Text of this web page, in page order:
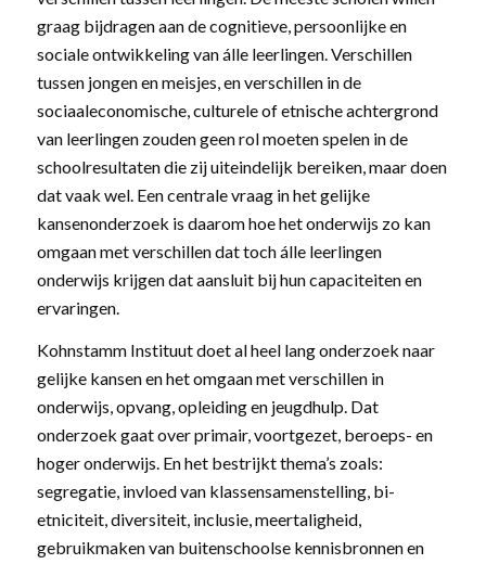
graag bijdragen aan de cognitieve, persoonlijke en
sociale ontwikkeling van álle leerlingen. Verschillen
tussen jongen en meisjes, en verschillen in de
sociaaleconomische, culturele of etnische achtergrond
van leerlingen zouden geen rol moeten spelen in de
schoolresultaten die zij uiteindelijk bereiken, maar doen
dat vaak wel. Een centrale vraag in het gelijke
kansenonderzoek is daarom hoe het onderwijs zo kan
omgaan met verschillen dat toch álle leerlingen
onderwijs krijgen dat aansluit bij hun capaciteiten en
ervaringen.
Kohnstamm Instituut doet al heel lang onderzoek naar
gelijke kansen en het omgaan met verschillen in
onderwijs, opvang, opleiding en jeugdhulp. Dat
onderzoek gaat over primair, voortgezet, beroeps- en
hoger onderwijs. En het bestrijkt thema’s zoals:
segregatie, invloed van klassensamenstelling, bi-
etniciteit, diversiteit, inclusie, meertaligheid,
gebruikmaken van buitenschoolse kennisbronnen en